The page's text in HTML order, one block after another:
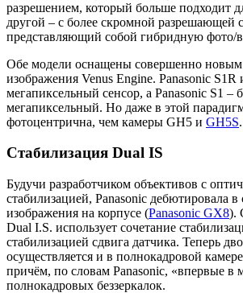
разрешением, который больше подходит
другой – с более скромной разрешающей
представляющий собой гибридную фото/
Обе модели оснащены совершенно новым
изображения Venus Engine. Panasonic S1R
мегапиксельный сенсор, а Panasonic S1 –
мегапиксельный. Но даже в этой
фотоцентрична, чем камеры GH5 и GH5S.
Стабилизация Dual IS
Будучи разработчиком объективов с
стабилизацией, Panasonic дебютировала в
изображения на корпусе (Panasonic GX8).
Dual I.S. использует сочетание
стабилизацией сдвига датчика. Теперь
осуществляется и в полнокадровой
причём, по словам Panasonic, «впервые в
полнокадровых беззеркалок.